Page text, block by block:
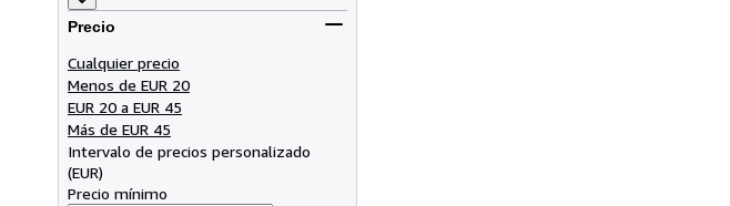
Precio
Cualquier precio
Menos de EUR 20
EUR 20 a EUR 45
Más de EUR 45
Intervalo de precios personalizado
(EUR)
Precio mínimo